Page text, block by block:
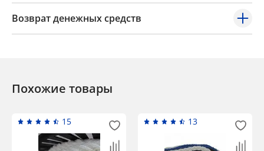
Возврат денежных средств
Похожие товары
15 13